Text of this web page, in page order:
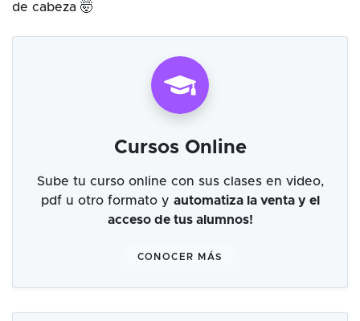
de cabeza 🤯
Cursos Online
Sube tu curso online con sus clases en video,
pdf u otro formato y automatiza la venta y el
acceso de tus alumnos!
CONOCER MÁS